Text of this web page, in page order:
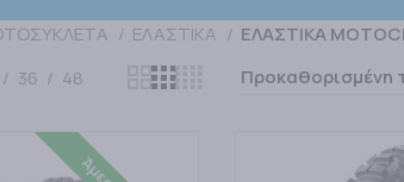
ΕΛΑΣΤΙΚΑ
ΕΛΑΣΤΙΚΑ
36 48